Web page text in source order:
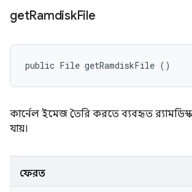
getRamdiskFile
public File getRamdiskFile ()
কার্নেল ইমেজ তৈরি করতে ব্যবহৃত
যায়।
ফেরত